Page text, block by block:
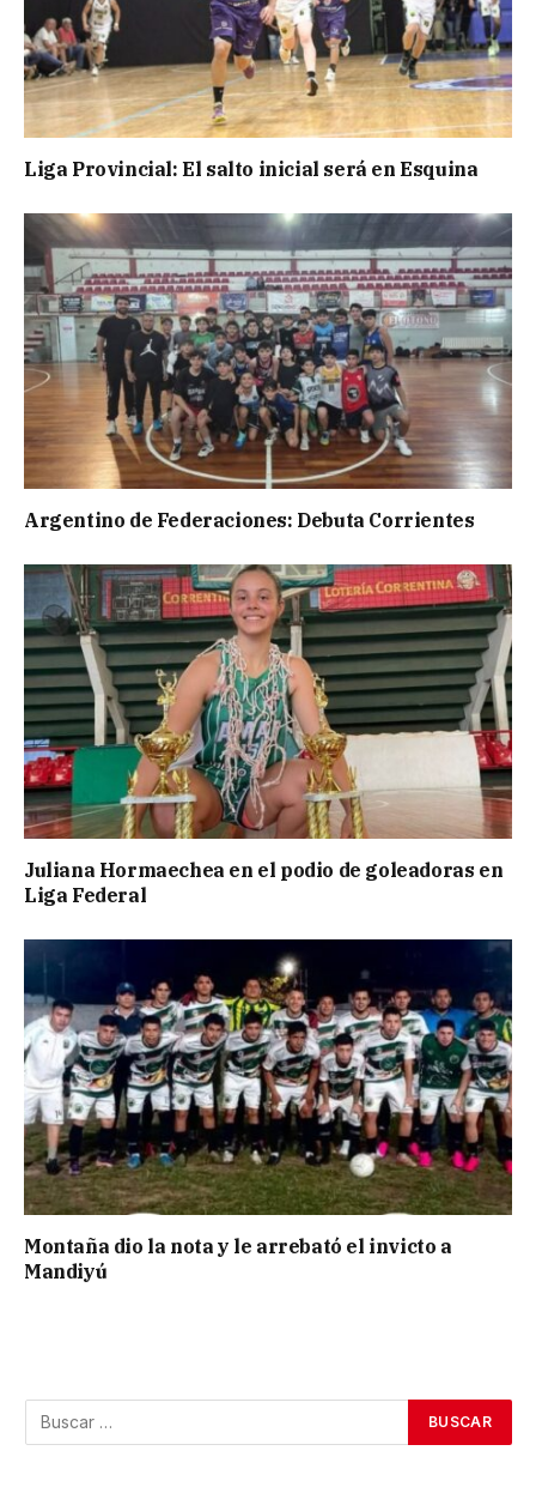
Liga Provincial: El salto inicial será en Esquina
Argentino de Federaciones: Debuta Corrientes
Juliana Hormaechea en el podio de goleadoras en
Liga Federal
Montaña dio la nota y le arrebató el invicto a
Mandiyú